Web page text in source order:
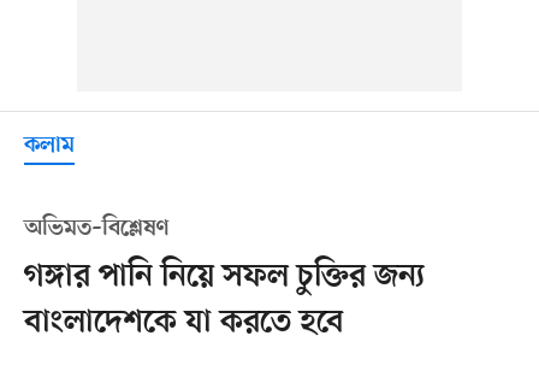
কলাম
অভিমত–বিশ্লেষণ
গঙ্গার পানি নিয়ে সফল চুক্তির জন্য
বাংলাদেশকে যা করতে হবে